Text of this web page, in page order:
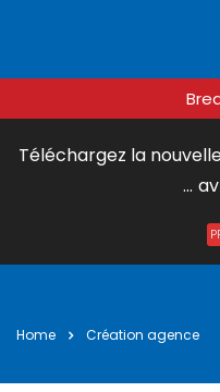
Téléchargez la
...
Xikka Vox – Paiement
Bonne et Heureuse
Home Création agence